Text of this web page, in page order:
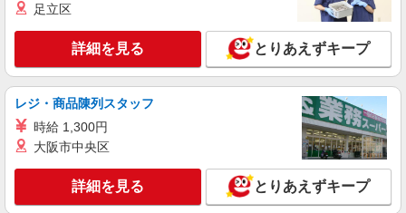
足立区
詳細を見る とりあえずキープ
レジ・商品陳列スタッフ
時給 1,300円
大阪市中央区
詳細を見る とりあえずキープ